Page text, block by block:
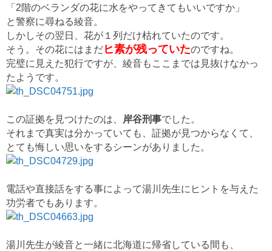
「2階のベランダの花に水をやってきてもいいですか」
と警察に尋ねる綾音。
しかしその翌日、花が１列だけ枯れていたのです。
そう。その花にはまだヒ素が残っていたのですね。
完璧に見えた犯行ですが、綾音もここまでは見抜けなかっ
たようです。
この証拠を見つけたのは、 岸谷刑事でした。
それまで真実は分かっていても、証拠が見つからなくて、
とても悔しい思いをするシーンがありました。
電話や直接話をする事によって湯川先生にヒントを与えた
功労者でもあります。
湯川先生が綾音と一緒に北海道に帰省している間も、